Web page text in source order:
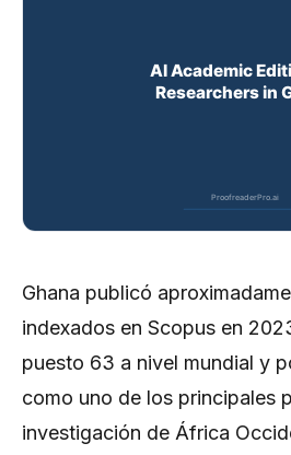
Ghana publicó
indexados en Scopus en
puesto 63 a nivel mundial y
como uno de los principales
investigación de África